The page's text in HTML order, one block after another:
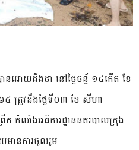
អោយដឹងថា នៅថ្ងៃចន្ទ័ ១៤កើត ខែ
ត្រូវនឹងថ្ងៃទី០៣ ខែ សីហា
កំលាំងអធិការដ្ឋាននគរបាលក្រុង
មានការចូលរូម